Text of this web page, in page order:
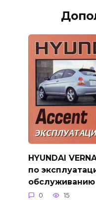
HYUNDAI
по
обслуживанию
0 15